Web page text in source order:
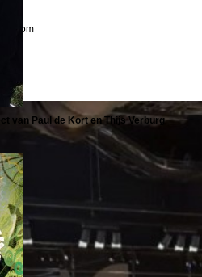
from
van Paul de Kort en Thijs Verburg